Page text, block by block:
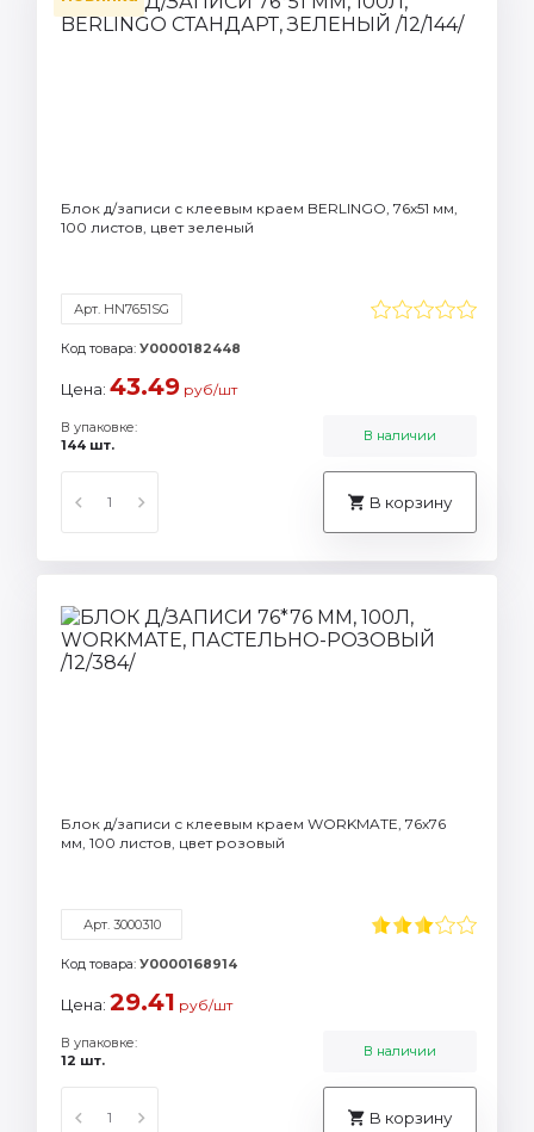
Блок д/записи с клеевым краем BERLINGO, 76х51 мм,
100 листов, цвет зеленый
Арт. HN7651SG
Код товара: У0000182448
Цена: 43.49 руб/шт
В упаковке:
144 шт.
В наличии
В корзину
Блок д/записи с клеевым краем WORKMATE, 76х76
мм, 100 листов, цвет розовый
Арт. 3000310
Код товара: У0000168914
Цена: 29.41 руб/шт
В упаковке:
12 шт.
В наличии
В корзину